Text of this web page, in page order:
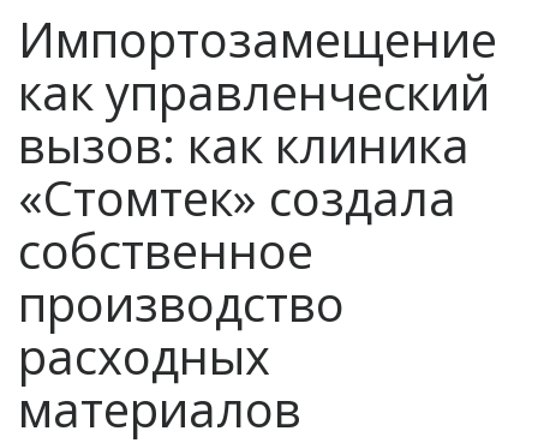
Импортозамещение
как управленческий
вызов: как клиника
«Стомтек» создала
собственное
производство
расходных
материалов